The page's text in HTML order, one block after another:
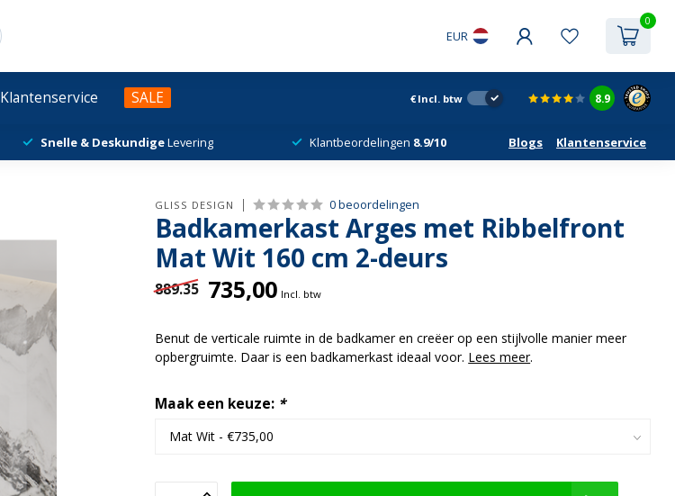
EUR
0
Klantenservice SALE € Incl. btw 8.9
Snelle & DeskundigeLevering Klantbeordelingen 8.9/10 Blogs Klantenservice
GLISS DESIGN 0 beoordelingen
Badkamerkast Arges met Ribbelfront
Mat Wit 160 cm 2-deurs
889.35 735,00 Incl. btw
Benut de verticale ruimte in de badkamer en creëer op een stijlvolle manier meer
opbergruimte. Daar is een badkamerkast ideaal voor. Lees meer.
Maak een keuze: *